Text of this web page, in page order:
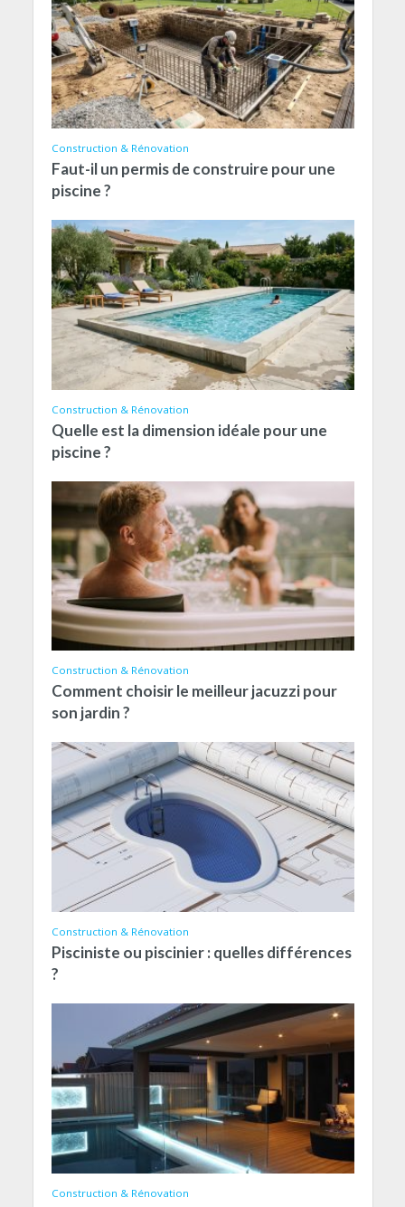
Construction & Rénovation
Faut-il un permis de construire pour une
piscine ?
Construction & Rénovation
Quelle est la dimension idéale pour une
piscine ?
Construction & Rénovation
Comment choisir le meilleur jacuzzi pour
son jardin ?
Construction & Rénovation
Pisciniste ou piscinier : quelles différences
?
Construction & Rénovation